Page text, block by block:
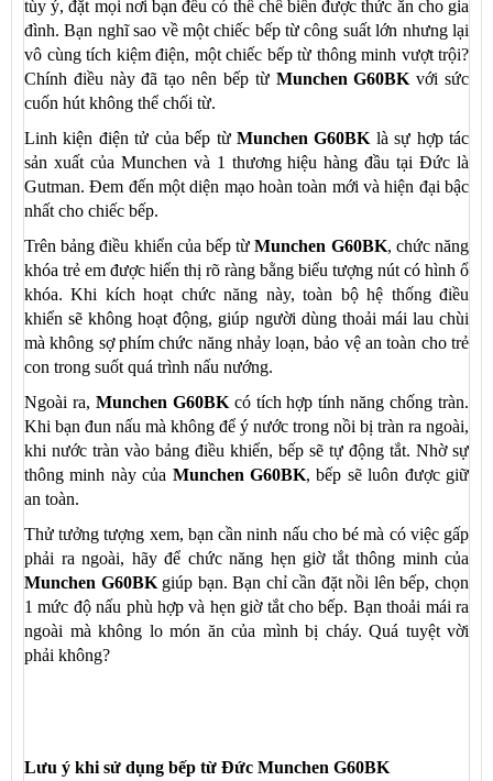
tùy ý, đặt mọi nơi bạn đều có thể chế biến được thức ăn cho gia
đình. Bạn nghĩ sao về một chiếc bếp từ công suất lớn nhưng lại
vô cùng tích kiệm điện, một chiếc bếp từ thông minh vượt trội?
Chính điều này đã tạo nên bếp từ Munchen G60BKvới sức
cuốn hút không thể chối từ.
Linh kiện điện tử của bếp từ Munchen G60BKlà sự hợp tác
sản xuất của Munchen và 1 thương hiệu hàng đầu tại Đức là
Gutman. Đem đến một diện mạo hoàn toàn mới và hiện đại bậc
nhất cho chiếc bếp.
Trên bảng điều khiển của bếp từMunchen G60BK, chức năng
khóa trẻ em được hiển thị rõ ràng bằng biểu tượng nút có hình ổ
khóa. Khi kích hoạt chức năng này, toàn bộ hệ thống điều
khiển sẽ không hoạt động, giúp người dùng thoải mái lau chùi
mà không sợ phím chức năng nhảy loạn, bảo vệ an toàn cho trẻ
con trong suốt quá trình nấu nướng.
Ngoài ra, Munchen G60BKcó tích hợp tính năng chống tràn.
Khi bạn đun nấu mà không để ý nước trong nồi bị tràn ra ngoài,
khi nước tràn vào bảng điều khiển, bếp sẽ tự động tắt. Nhờ sự
thông minh này của Munchen G60BK, bếp sẽ luôn được giữ
an toàn.
Thử tưởng tượng xem, bạn cần ninh nấu cho bé mà có việc gấp
phải ra ngoài, hãy để chức năng hẹn giờ tắt thông minh của
Munchen G60BKgiúp bạn. Bạn chỉ cần đặt nồi lên bếp, chọn
1 mức độ nấu phù hợp và hẹn giờ tắt cho bếp. Bạn thoải mái ra
ngoài mà không lo món ăn của mình bị cháy. Quá tuyệt vời
phải không?
Lưu ý khi sử dụng bếp từ Đức Munchen G60BK